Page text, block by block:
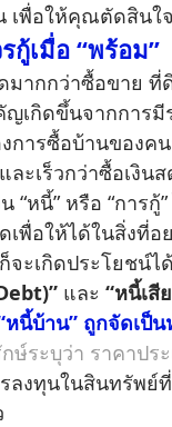
เพื่อให้คุณตัดสิน
กู้เมื่อ “พร้อม”
ว่าซื้อขาย ที่ดิน
เกิดขึ้นจากการ
ารซื้อบ้านของค
ะเร็วกว่าซื้อเงินส
นี้” หรือ “การกู้”
พื่อให้ได้ในสิ่งที่อ
จะเกิดประโยชน์
และ “หนี้เสี
หนี้บ้าน” ถูกจัดเป็
ระบุว่า ราคาปร
ลงทุนในสินทรัพย์